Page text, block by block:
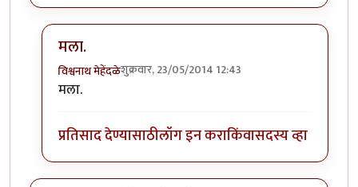
मला.
विश्वनाथ मेहेंदळेशुक्रवार, 23/05/2014 12:43
In reply to
मला.
प्रतिसाद देण्यासाठीलॉग इन कराकिंवासदस्य व्हा